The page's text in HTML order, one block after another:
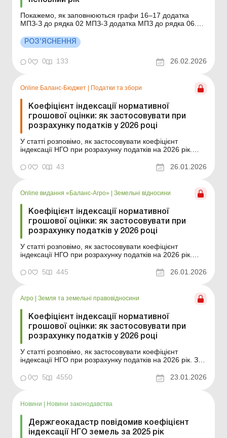
Покажемо, як заповнюються графи 16–17 додатка
МПЗ-З до рядка 02 МПЗ-З додатка МПЗ до рядка 06.2
підприємств, якщо земельна ділянка, віднесена до
сільгоспугідь, перебуває у власності або користуванні
платника податку на прибуток неповний...
РОЗ’ЯСНЕННЯ
0 0 133 26.02.2026
Online Баланс-Бюджет | Податки та збори
Коефіцієнт індексації нормативної
грошової оцінки: як застосовувати при
розрахунку податків у 2026 році
У статті розповімо, як застосовувати коефіцієнт
індексації НГО при розрахунку податків на 2026 рік.
інформацією Держгеокадастру, коефіцієнт індексації
нормативної грошової оцінки (далі – НГО) земель за
0 0 43 26.01.2026
Online видання «Баланс-Агро» Земельні відносини
Коефіцієнт індексації нормативної
грошової оцінки: як застосовувати при
розрахунку податків у 2026 році
У статті розповімо, як застосовувати коефіцієнт
індексації НГО при розрахунку податків на 2026 рік.
інформацією Держгеокадастру, коефіцієнт індексації
нормативної грошової оцінки (далі – НГО) земель за
0 5 445 26.01.2026
Агро Земля та земельні правовідносини
Коефіцієнт індексації нормативної
грошової оцінки: як застосовувати при
розрахунку податків у 2026 році
У статті розповімо, як застосовувати коефіцієнт
індексації НГО при розрахунку податків на 2026 рік. За
нормативної грошової оцінки (далі – НГО) земель за
2025 рік становить 1,08. Тобто вартість землі для
0 5 4550 23.01.2026
Новини | Новини законодавства
Держгеокадастр повідомив коефіцієнт
індексації НГО земель за 2025 рік